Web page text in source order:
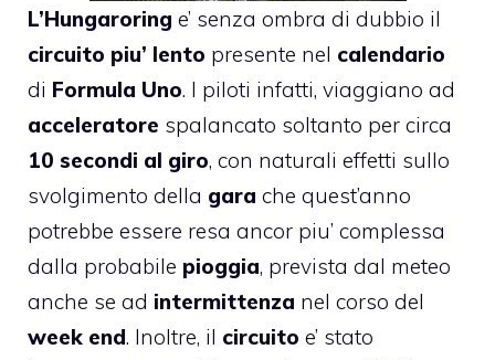
L’Hungaroring e’ senza ombra di dubbio il
circuito piu’ lento presente nel calendario
di Formula Uno. I piloti infatti, viaggiano ad
acceleratore spalancato soltanto per circa
10 secondi al giro, con naturali effetti sullo
svolgimento della gara che quest’anno
potrebbe essere resa ancor piu’ complessa
dalla probabile pioggia, prevista dal meteo
anche se ad intermittenza nel corso del
week end. Inoltre, il circuito e’ stato